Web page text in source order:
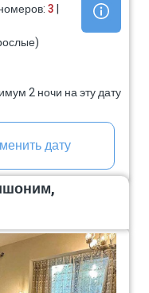
3|
2 ночи на эту дату
дату